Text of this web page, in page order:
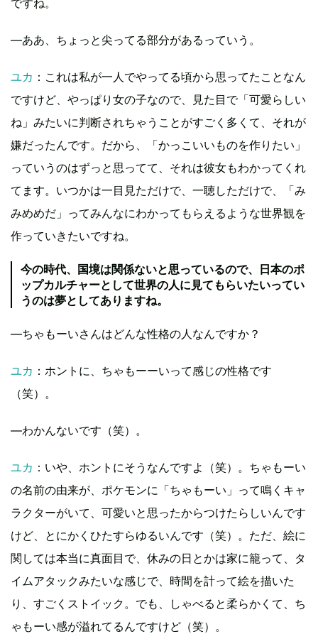
―ああ、ちょっと尖ってる部分があるっていう。
ユカ ：これは私が一人でやってる頃から思ってたことなん
ですけど、やっぱり女の子なので、見た目で「可愛らしい
ね」みたいに判断されちゃうことがすごく多くて、それが
嫌だったんです。だから、「かっこいいものを作りたい」
っていうのはずっと思ってて、それは彼女もわかってくれ
てます。いつかは一目見ただけで、一聴しただけで、「み
みめめだ」ってみんなにわかってもらえるような世界観を
作っていきたいですね。
今の時代、国境は関係ないと思っているので、日本のポ
ップカルチャーとして世界の人に見てもらいたいってい
うのは夢としてありますね。
―ちゃもーいさんはどんな性格の人なんですか？
ユカ ：ホントに、ちゃもーーいって感じの性格です
（笑）。
―わかんないです（笑）。
ユカ ：いや、ホントにそうなんですよ（笑）。ちゃもーい
の名前の由来が、ポケモンに「ちゃもーい」って鳴くキャ
ラクターがいて、可愛いと思ったからつけたらしいんです
けど、とにかくひたすらゆるいんです（笑）。ただ、絵に
関しては本当に真面目で、休みの日とかは家に籠って、タ
イムアタックみたいな感じで、時間を計って絵を描いた
り、すごくストイック。でも、しゃべると柔らかくて、ち
ゃもーい感が溢れてるんですけど（笑）。